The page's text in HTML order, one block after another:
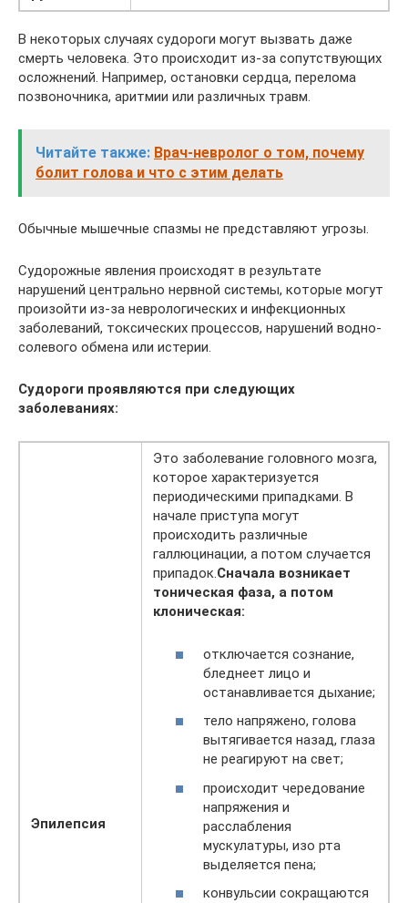
В некоторых случаях судороги могут вызвать даже
смерть человека. Это происходит из-за сопутствующих
осложнений. Например, остановки сердца, перелома
позвоночника, аритмии или различных травм.
Читайте также: Врач-невролог о том, почему
болит голова и что с этим делать
Обычные мышечные спазмы не представляют угрозы.
Судорожные явления происходят в результате
нарушений центрально нервной системы, которые могут
произойти из-за неврологических и инфекционных
заболеваний, токсических процессов, нарушений водно-
солевого обмена или истерии.
Судороги проявляются при следующих
заболеваниях:
Эпилепсия
Это заболевание головного мозга,
которое характеризуется
периодическими припадками. В
начале приступа могут
происходить различные
галлюцинации, а потом случается
припадок.Сначала возникает
тоническая фаза, а потом
клоническая:
отключается сознание,
бледнеет лицо и
останавливается дыхание;
тело напряжено, голова
вытягивается назад, глаза
не реагируют на свет;
происходит чередование
напряжения и
расслабления
мускулатуры, изо рта
выделяется пена;
конвульсии сокращаются